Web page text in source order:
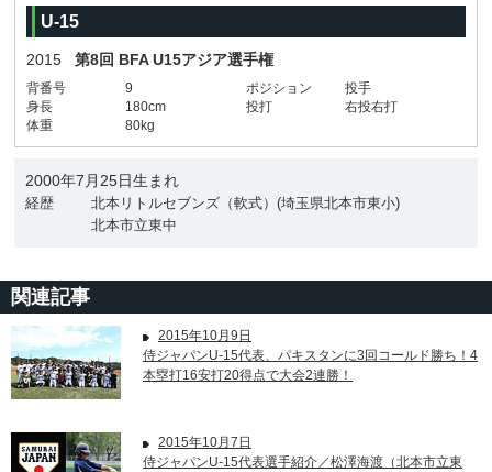
U-15
2015 第8回 BFA U15アジア選手権
背番号 9 ポジション
投手
身長
180cm 投打
右投右打
体重
80kg
2000年7月25日生まれ
経歴
北本リトルセブンズ（軟式）(埼玉県北本市東小)
北本市立東中
関連記事
2015年10月9日
侍ジャパンU-15代表、パキスタンに3回コールド勝ち！4
本塁打16安打20得点で大会2連勝！
2015年10月7日
侍ジャパンU-15代表選手紹介／松澤海渡（北本市立東